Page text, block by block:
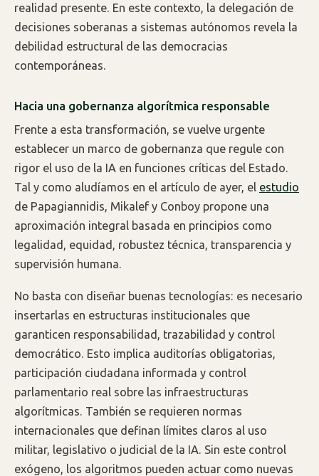
realidad presente. En este contexto, la delegación de
decisiones soberanas a sistemas autónomos revela la
debilidad estructural de las democracias
contemporáneas.
Hacia una gobernanza algorítmica responsable
Frente a esta transformación, se vuelve urgente
establecer un marco de gobernanza que regule con
rigor el uso de la IA en funciones críticas del Estado.
Tal y como aludíamos en el artículo de ayer, el estudio
de Papagiannidis, Mikalef y Conboy propone una
aproximación integral basada en principios como
legalidad, equidad, robustez técnica, transparencia y
supervisión humana.
No basta con diseñar buenas tecnologías: es necesario
insertarlas en estructuras institucionales que
garanticen responsabilidad, trazabilidad y control
democrático. Esto implica auditorías obligatorias,
participación ciudadana informada y control
parlamentario real sobre las infraestructuras
algorítmicas. También se requieren normas
internacionales que definan límites claros al uso
militar, legislativo o judicial de la IA. Sin este control
exógeno, los algoritmos pueden actuar como nuevas